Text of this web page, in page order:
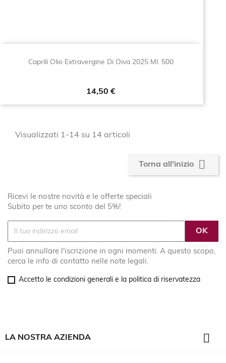
Caprili Olio Extravergine Di Oiva 2025 Ml. 500
Prezzo
14,50 €
Visualizzati 1-14 su 14 articoli
Torna all'inizio 
Ricevi le nostre novità e le offerte speciali
Subito per te uno sconto del 5%!
Puoi annullare l'iscrizione in ogni momenti. A questo scopo,
cerca le info di contatto nelle note legali.
Accetto le condizioni generali e la politica di riservatezza
LA NOSTRA AZIENDA 